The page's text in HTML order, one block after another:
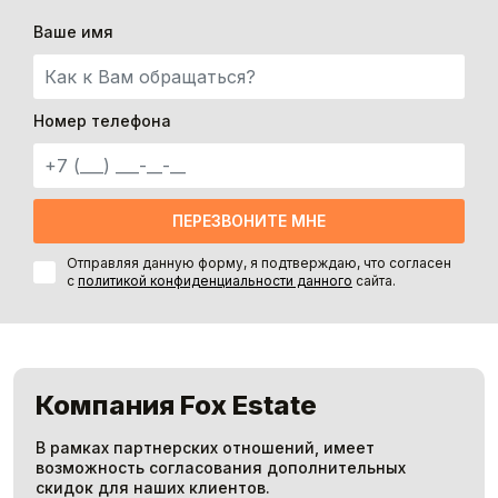
Ваше имя
Номер телефона
ПЕРЕЗВОНИТЕ МНЕ
Отправляя данную форму, я подтверждаю, что согласен
с политикой конфиденциальности данного сайта.
Компания Fox Estate
В рамках партнерских отношений, имеет
возможность согласования дополнительных
скидок для наших клиентов.